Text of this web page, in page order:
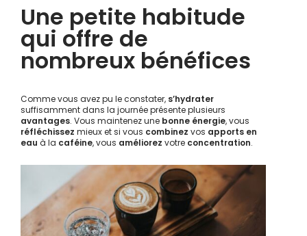
Une petite habitude
qui offre de
nombreux bénéfices
Comme vous avez pu le constater, s’hydrater
suffisamment dans la journée présente plusieurs
avantages. Vous maintenez une bonne énergie, vous
réfléchissez mieux et si vous combinez vos apports en
eau à la caféine, vous améliorez votre concentration.